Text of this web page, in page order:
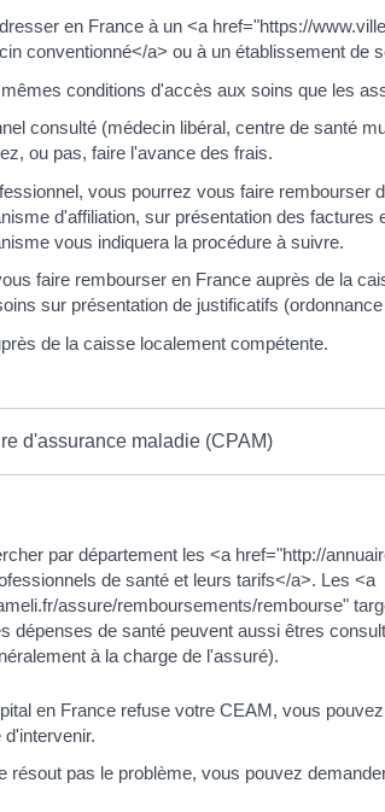
en France à un <a href="https://
conventionné</a> ou à un établissement de
conditions d'accès aux soins que les
consulté (médecin libéral, centre de santé
ou pas, faire l'avance des frais.
vous pourrez vous faire rembourser
d'affiliation, sur présentation des factures
vous indiquera la procédure à suivre.
faire rembourser en France auprès de la
sur présentation de justificatifs
de la caisse localement compétente.
d'assurance maladie (CPAM)
par département les <a href="http://
de santé et leurs tarifs</a>. Les <a
assure/remboursements/rembourse"
dépenses de santé peuvent aussi êtres
à la charge de l'assuré).
en France refuse votre CEAM, vous
résout pas le problème, vous pouvez